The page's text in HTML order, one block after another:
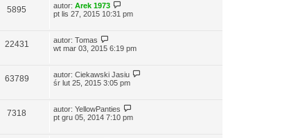
5895 autor: Arek 1973
pt lis 27, 2015 10:31 pm
22431 autor: Tomas
wt mar 03, 2015 6:19 pm
63789 autor: Ciekawski Jasiu
śr lut 25, 2015 3:05 pm
7318 autor: YellowPanties
pt gru 05, 2014 7:10 pm